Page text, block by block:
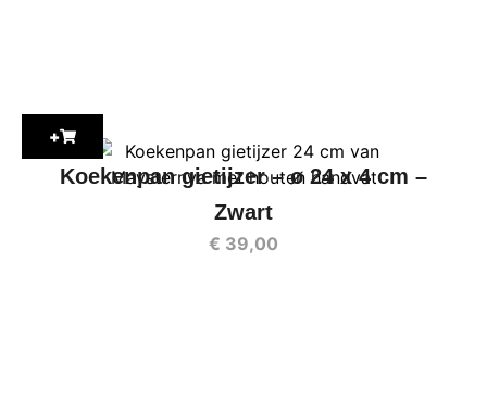
+
Koekenpan gietijzer – ø 24 x 4 cm –
Zwart
€ 39,00